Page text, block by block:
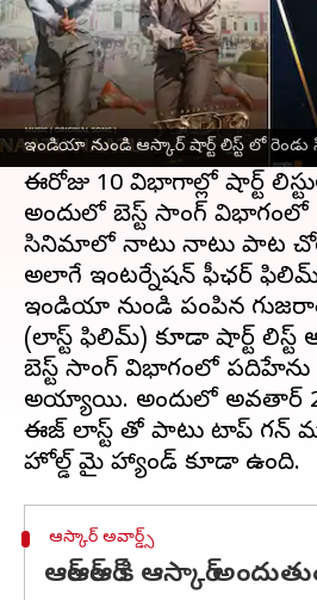
ఇండియా నుండి ఆస్కార్ షార్ట్ లిస్ట్ లో
ఈ వార్తాకథనం ఏంటి
ప్రతిష్టాత్మక ఆస్కార్
మూడు నెలల్లో ఉండనుంది.
ముందు నుండే ఆస్కార్
ఈరోజు 10 విభాగాల్లో షార్ట్
అందులో బెస్ట్ సాంగ్
సినిమాలో నాటు నాటు పాట చోటు
అలాగే ఇంటర్నేషన్ ఫీఛర్
ఇండియా నుండి పంపిన
(లాస్ట్ ఫిలిమ్) కూడా షార్ట్ లిస్ట్
బెస్ట్ సాంగ్ విభాగంలో పదిహేను
అయ్యాయి. అందులో అవతార్
ఈజ్ లాస్ట్ తో పాటు టాప్ గన్
ఆస్కార్ అవార్డ్స్
ఆర్ఆర్ఆర్ కి ఆస్కార్